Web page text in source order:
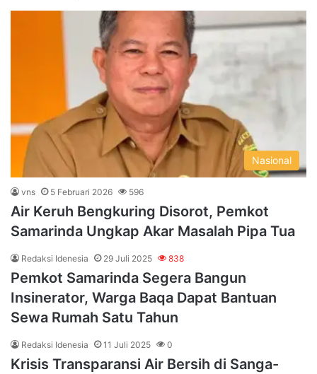
Nasional
vns 5 Februari 2026 596
Air Keruh Bengkuring Disorot, Pemkot
Samarinda Ungkap Akar Masalah Pipa Tua
Redaksi Idenesia 29 Juli 2025 838
Pemkot Samarinda Segera Bangun
Insinerator, Warga Baqa Dapat Bantuan
Sewa Rumah Satu Tahun
Redaksi Idenesia 11 Juli 2025 0
Krisis Transparansi Air Bersih di Sanga-